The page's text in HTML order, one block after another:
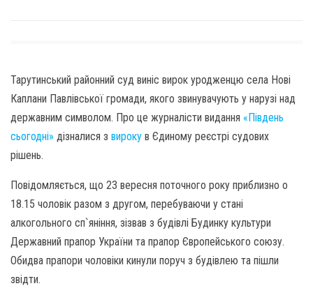
Тарутинський районний суд виніс вирок уродженцю села Нові
Каплани Павлівської громади, якого звинувачують у нарузі над
державним символом. Про це журналісти видання «Південь
сьогодні» дізналися з вироку в Єдиному реєстрі судових
рішень.
Повідомляється, що 23 вересня поточного року приблизно о
18.15 чоловік разом з другом, перебуваючи у стані
алкогольного сп`яніння, зізвав з будівлі Будинку культури
Державний прапор України та прапор Європейського союзу.
Обидва прапори чоловіки кинули поруч з будівлею та пішли
звідти.